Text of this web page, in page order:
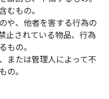
むもの。
や、他者を害する行為の
止されている物品、行為
もの。
または管理人によって不
の。